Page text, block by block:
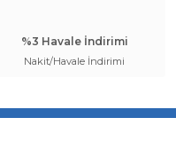
%3 Havale İndirimi
Nakit/Havale İndirimi